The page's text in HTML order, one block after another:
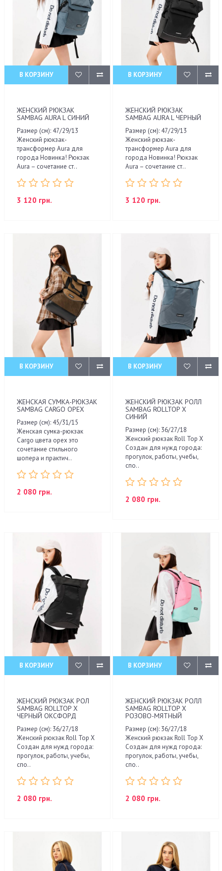
В КОРЗИНУ
ЖЕНСКИЙ РЮКЗАК
SAMBAG AURA L СИНИЙ
Размер (см): 47/29/13
Женский рюкзак-
трансформер Aura для
города Новинка! Рюкзак
Aura – сочетание ст..
3 120 грн.
В КОРЗИНУ
ЖЕНСКИЙ РЮКЗАК
SAMBAG AURA L ЧЕРНЫЙ
Размер (см): 47/29/13
Женский рюкзак-
трансформер Aura для
города Новинка! Рюкзак
Aura – сочетание ст..
3 120 грн.
В КОРЗИНУ
ЖЕНСКАЯ СУМКА-РЮКЗАК
SAMBAG CARGO ОРЕХ
Размер (см): 45/31/15
Женская сумка-рюкзак
Cargo цвета орех это
сочетание стильного
шопера и практич..
2 080 грн.
В КОРЗИНУ
ЖЕНСКИЙ РЮКЗАК РОЛЛ
SAMBAG ROLLTOP X
СИНИЙ
Размер (см): 36/27/18
Женский рюкзак Roll Top X
Создан для нужд города:
прогулок, работы, учебы,
спо..
2 080 грн.
В КОРЗИНУ
ЖЕНСКИЙ РЮКЗАК РОЛ
SAMBAG ROLLTOP X
ЧЕРНЫЙ ОКСФОРД
Размер (см): 36/27/18
Женский рюкзак Roll Top X
Создан для нужд города:
прогулок, работы, учебы,
спо..
2 080 грн.
В КОРЗИНУ
ЖЕНСКИЙ РЮКЗАК РОЛЛ
SAMBAG ROLLTOP X
РОЗОВО-МЯТНЫЙ
Размер (см): 36/27/18
Женский рюкзак Roll Top X
Создан для нужд города:
прогулок, работы, учебы,
спо..
2 080 грн.